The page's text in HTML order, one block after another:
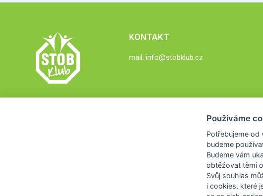
KONTAKT
mail: info@stobklub.cz
Používáme
Potřebujeme od
budeme
Budeme vám
obtěžovat těmi
Svůj souhlas
i cookies, které